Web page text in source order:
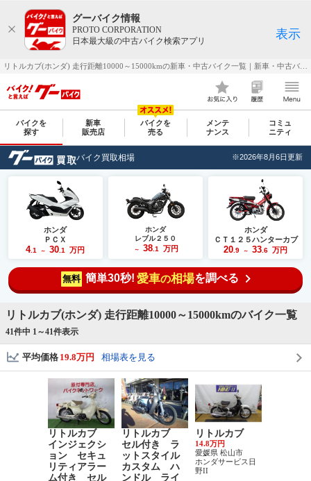
グーバイク情報
PROTO CORPORATION
日本最大級の中古バイク検索アプリ
表示
バイクを
探す
新車
販売店
バイクを
売る
メンテ
ナンス
コミュ
ニティ
バイク買取相場 ※2026年8月6日更新
ホンダ
ＰＣＸ
4.1 ～ 30 .1 万円
ホンダ
レブル２５０
～ 38.1 万円
ホンダ
ＣＴ１２５ハンターカブ
20 .9 ～ 33 .6 万円
無料 簡単30秒! 愛車の相場を調べる
リトルカブ(ホンダ) 走行距離10000～15000kmのバイク一覧
41件中 1～41件表示
平均価格 19.8万円 相場表を見る
リトルカブ
インジェクシ
ョン セキュ
リティアラー
ム付き セル
リトルカブ
セル付き ラ
ットスタイル
カスタム ハ
ンドル ライ
リトルカブ
14.8万円
愛媛県 松山市
ホンダサービス日
野II